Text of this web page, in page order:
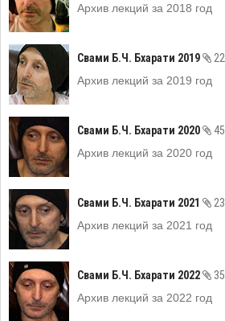
Архив лекций за 2018 год
Свами Б.Ч. Бхарати 2019
22
Архив лекций за 2019 год
Свами Б.Ч. Бхарати 2020
45
Архив лекций за 2020 год
Свами Б.Ч. Бхарати 2021
23
Архив лекций за 2021 год
Свами Б.Ч. Бхарати 2022
35
Архив лекций за 2022 год